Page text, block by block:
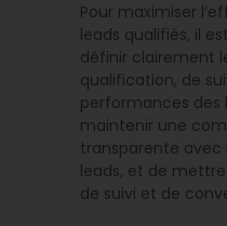
Pour maximiser
leads qualifiés, il
définir clairement
qualification, de
performances des
maintenir une
transparente avec
leads, et de
de suivi et de